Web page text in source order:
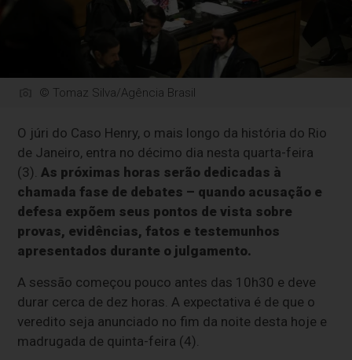
© Tomaz Silva/Agência Brasil
O júri do Caso Henry, o mais longo da história do Rio
de Janeiro, entra no décimo dia nesta quarta-feira
(3).As próximas horas serão dedicadas à
chamada fase de debates – quando acusação e
defesa expõem seus pontos de vista sobre
provas, evidências, fatos e testemunhos
apresentados durante o julgamento.
A sessão começou pouco antes das 10h30 e deve
durar cerca de dez horas. A expectativa é de que o
veredito seja anunciado no fim da noite desta hoje e
madrugada de quinta-feira (4).